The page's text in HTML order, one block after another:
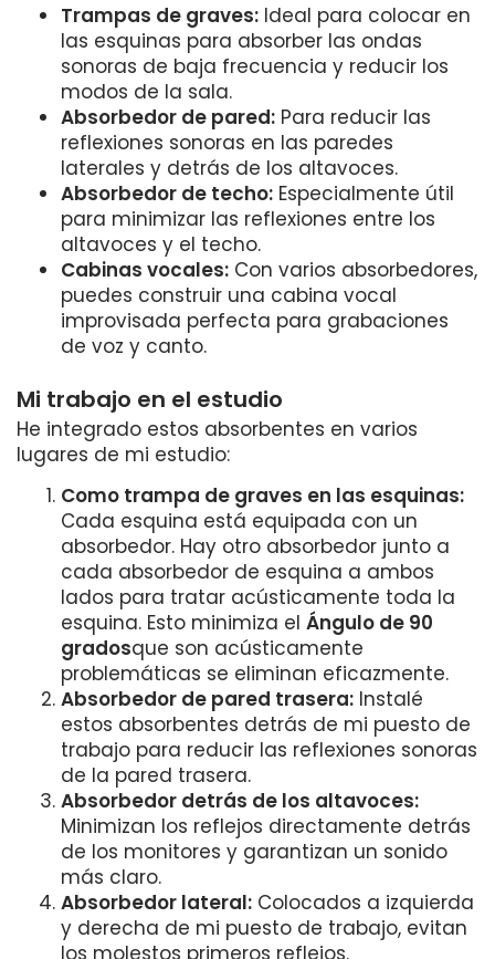
Trampas de graves: Ideal para colocar en
las esquinas para absorber las ondas
sonoras de baja frecuencia y reducir los
modos de la sala.
Absorbedor de pared: Para reducir las
reflexiones sonoras en las paredes
laterales y detrás de los altavoces.
Absorbedor de techo: Especialmente útil
para minimizar las reflexiones entre los
altavoces y el techo.
Cabinas vocales: Con varios absorbedores,
puedes construir una cabina vocal
improvisada perfecta para grabaciones
de voz y canto.
Mi trabajo en el estudio
He integrado estos absorbentes en varios
lugares de mi estudio:
Como trampa de graves en las esquinas:
Cada esquina está equipada con un
absorbedor. Hay otro absorbedor junto a
cada absorbedor de esquina a ambos
lados para tratar acústicamente toda la
esquina. Esto minimiza el Ángulo de 90
gradosque son acústicamente
problemáticas se eliminan eficazmente.
Absorbedor de pared trasera: Instalé
estos absorbentes detrás de mi puesto de
trabajo para reducir las reflexiones sonoras
de la pared trasera.
Absorbedor detrás de los altavoces:
Minimizan los reflejos directamente detrás
de los monitores y garantizan un sonido
más claro.
Absorbedor lateral: Colocados a izquierda
y derecha de mi puesto de trabajo, evitan
los molestos primeros reflejos.